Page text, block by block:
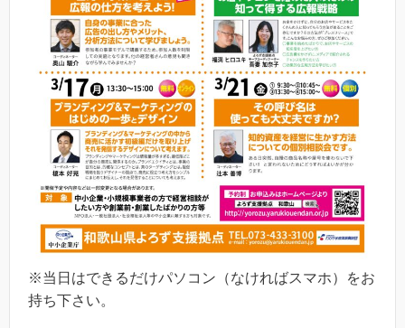
※当日はできるだけパソコン（なければスマホ）をお
持ち下さい。